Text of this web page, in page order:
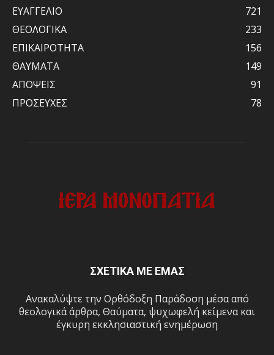
ΕΥΑΓΓΕΛΙΟ
721
ΘΕΟΛΟΓΙΚΑ
233
ΕΠΙΚΑΙΡΟΤΗΤΑ
156
ΘΑΥΜΑΤΑ
149
ΑΠΟΨΕΙΣ
91
ΠΡΟΣΕΥΧΕΣ
78
ΣΧΕΤΙΚΑ ΜΕ ΕΜΑΣ
Ανακαλύψτε την Ορθόδοξη Παράδοση μέσα από
θεολογικά άρθρα, Θαύματα, ψυχωφελή κείμενα και
έγκυρη εκκλησιαστική ενημέρωση